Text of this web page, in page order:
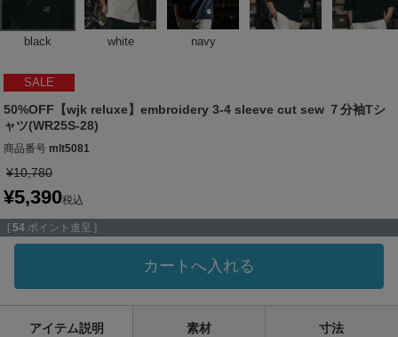
black white navy
SALE
50%OFF【wjk reluxe】embroidery 3-4 sleeve cut sew ７分袖Tシ
ャツ(WR25S-28)
商品番号 mlt5081
¥10,780
¥5,390税込
[ 54 ポイント進呈 ]
カートへ入れる
アイテム説明 素材 寸法